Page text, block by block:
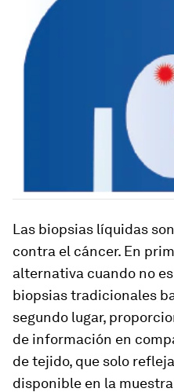
Las biopsias líquidas
contra el cáncer. En
alternativa cuando no
biopsias tradicionales
segundo lugar,
de información en
de tejido, que solo
disponible en la